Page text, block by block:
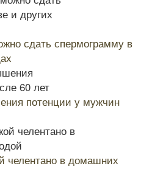
сдать спермограмму в
потенции у мужчин
челентано в домашних